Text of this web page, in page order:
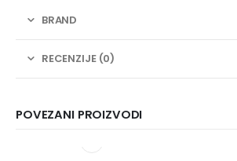
BRAND
RECENZIJE (0)
POVEZANI PROIZVODI